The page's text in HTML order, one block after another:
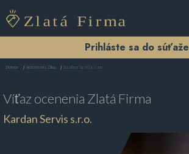
Prihláste sa do súťaže
Domov Autoservis Žilina Kardan Servis s.r.o.
Víťaz ocenenia Zlatá Firma
Kardan Servis s.r.o.